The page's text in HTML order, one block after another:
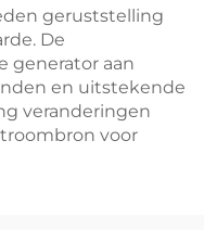
geruststelling
De
generator aan
en uitstekende
veranderingen
voor